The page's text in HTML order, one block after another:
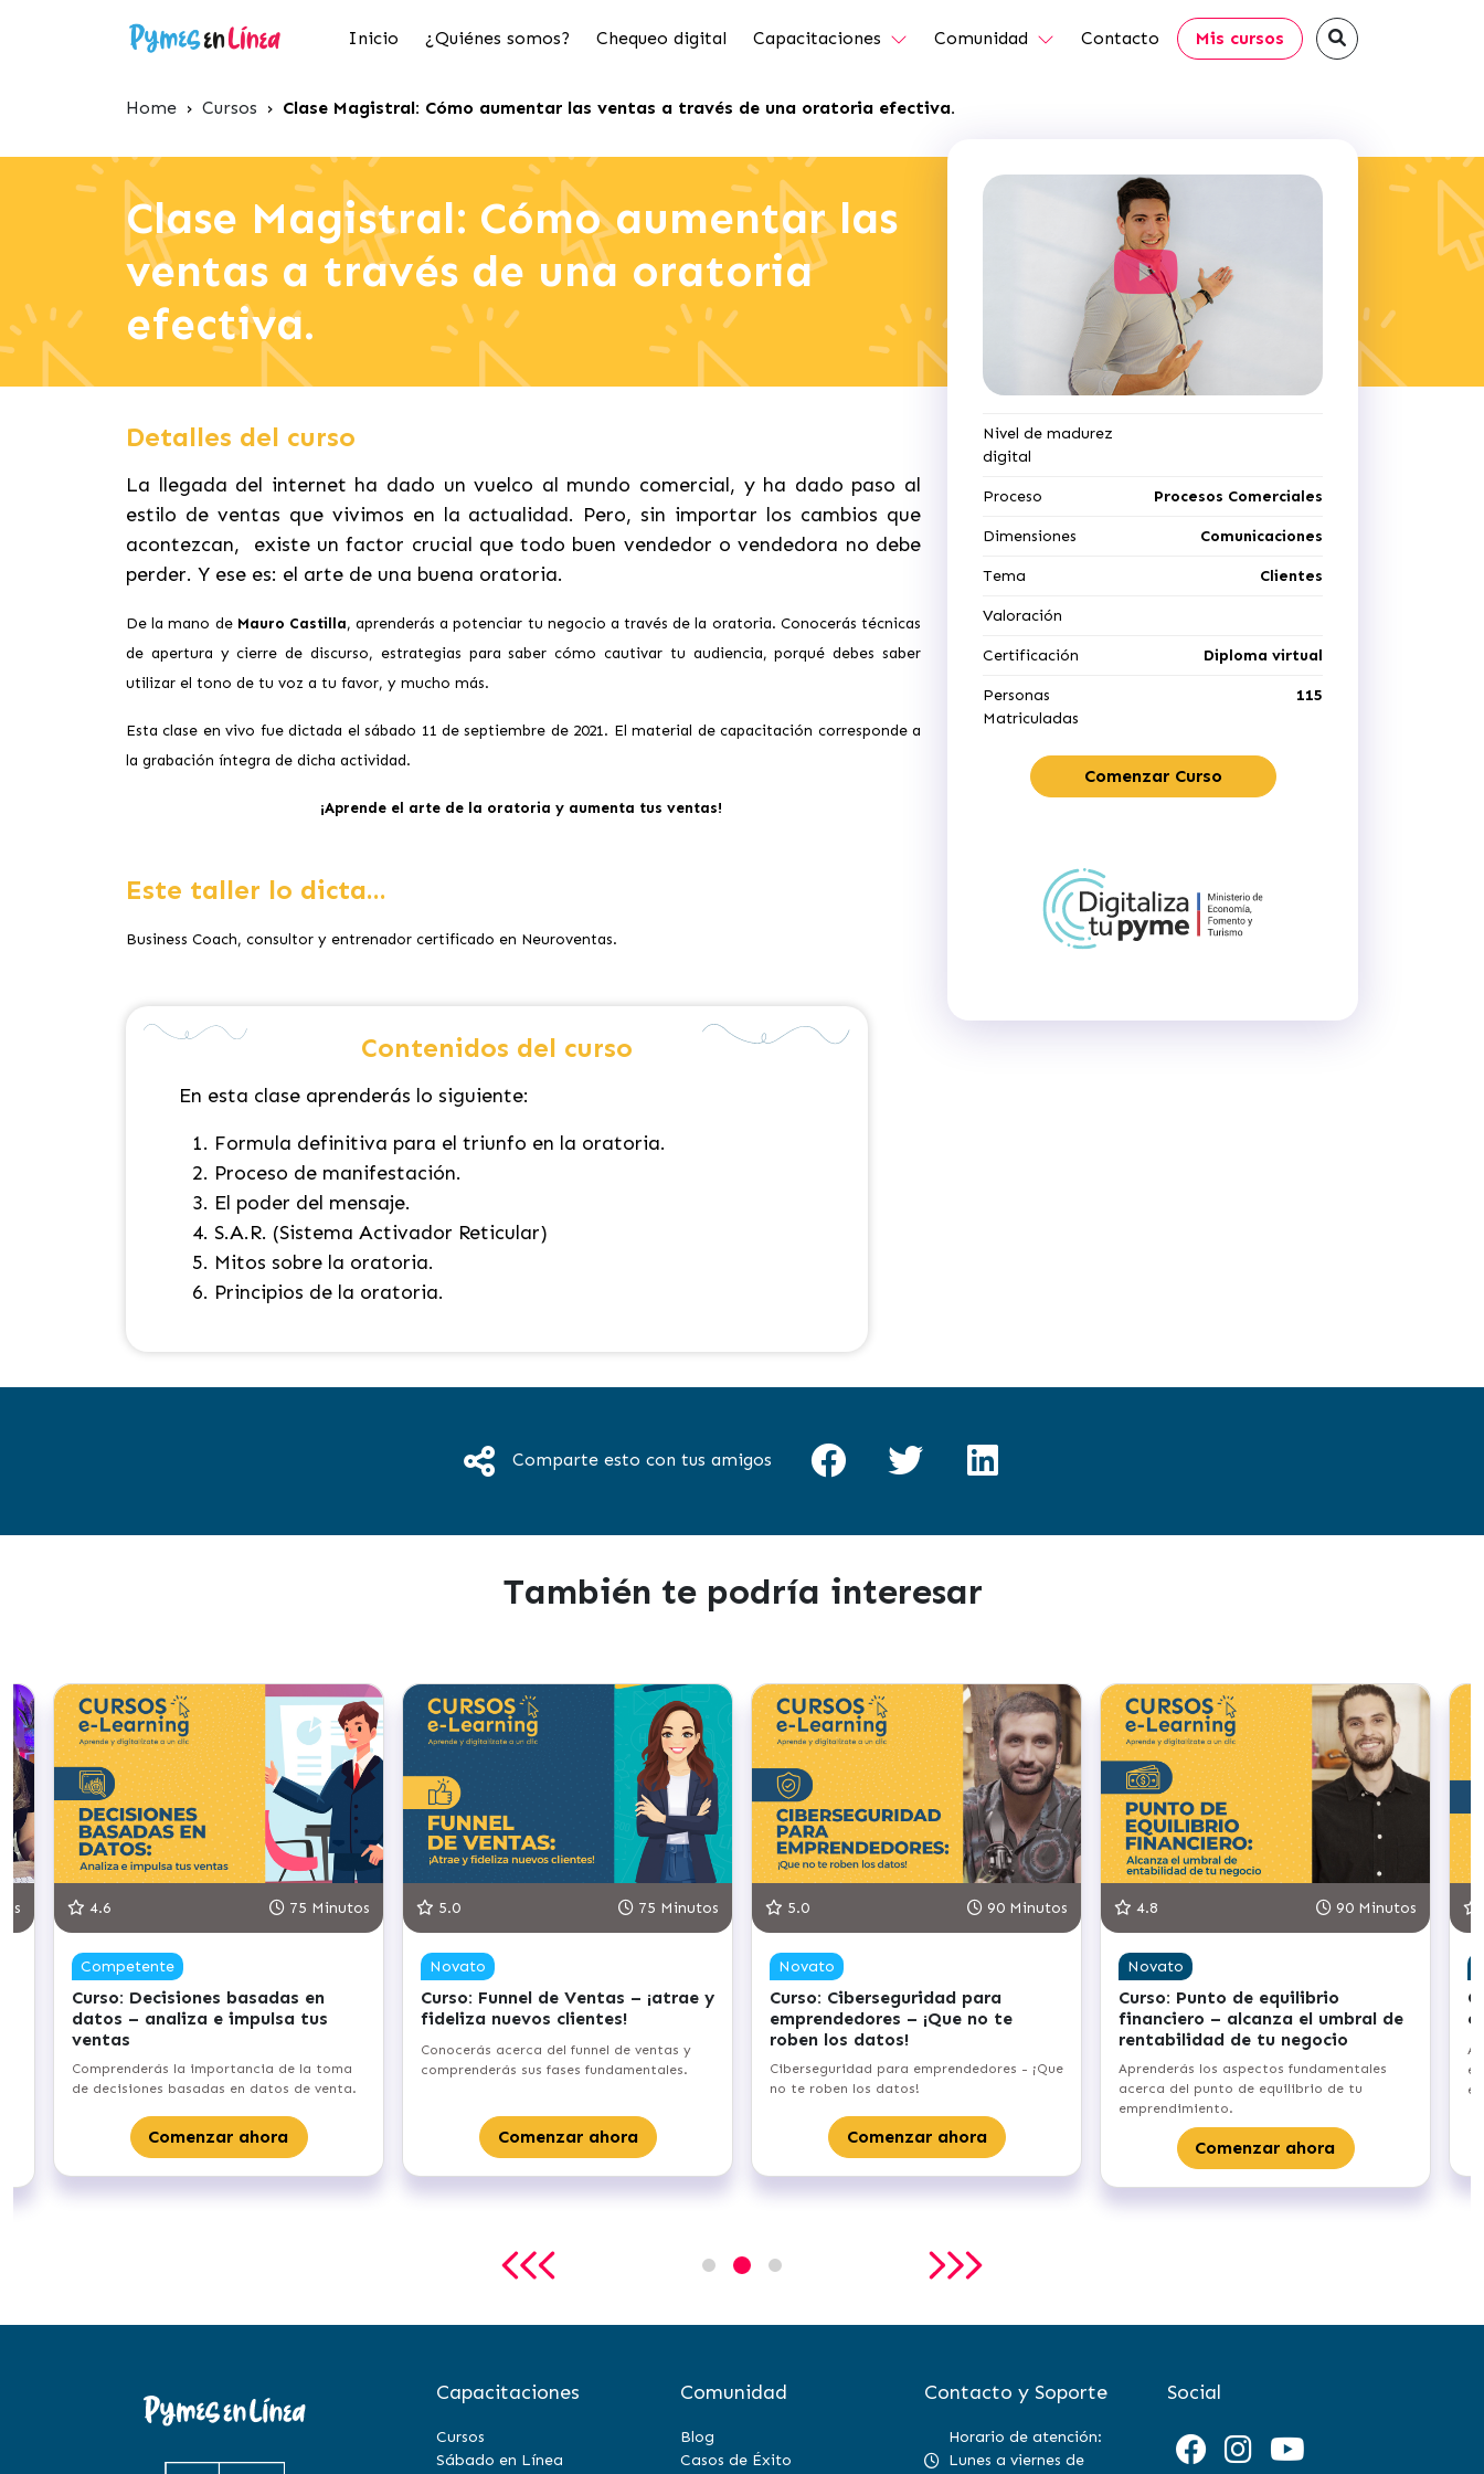
Inicio ¿Quiénes somos? Chequeo digital Capacitaciones Comunidad Contacto Mis cursos
Home › Cursos › Clase Magistral: Cómo aumentar las ventas a través de una oratoria efectiva.
Clase Magistral: Cómo aumentar las
ventas a través de una oratoria
efectiva.
Nivel de madurez
digital
Proceso Procesos Comerciales
Dimensiones Comunicaciones
Tema Clientes
Valoración
Certificación Diploma virtual
Personas
Matriculadas
115
Comenzar Curso
Detalles del curso
La llegada del internet ha dado un vuelco al mundo comercial, y ha dado paso al
estilo de ventas que vivimos en la actualidad. Pero, sin importar los cambios que
acontezcan, existe un factor crucial que todo buen vendedor o vendedora no debe
perder. Y ese es: el arte de una buena oratoria.
De la mano de Mauro Castilla, aprenderás a potenciar tu negocio a través de la oratoria. Conocerás técnicas
de apertura y cierre de discurso, estrategias para saber cómo cautivar tu audiencia, porqué debes saber
utilizar el tono de tu voz a tu favor, y mucho más.
Esta clase en vivo fue dictada el sábado 11 de septiembre de 2021. El material de capacitación corresponde a
la grabación íntegra de dicha actividad.
¡Aprende el arte de la oratoria y aumenta tus ventas!
Este taller lo dicta...
Business Coach, consultor y entrenador certificado en Neuroventas.
Contenidos del curso
En esta clase aprenderás lo siguiente:
Formula definitiva para el triunfo en la oratoria.
Proceso de manifestación.
El poder del mensaje.
S.A.R. (Sistema Activador Reticular)
Mitos sobre la oratoria.
Principios de la oratoria.
Comparte esto con tus amigos
También te podría interesar
75 Minutos
Novato
Curso: Funnel de Ventas – ¡atrae y
fideliza nuevos clientes!
Conocerás acerca del funnel de ventas y
comprenderás sus fases fundamentales.
Comenzar ahora
90 Minutos
Novato
Curso: Ciberseguridad para
emprendedores – ¡Que no te
Ciberseguridad para emprendedores - ¡Que
Comenzar ahora
90 Minutos
Novato
Curso: Punto de equilibrio
financiero – alcanza el umbral de
rentabilidad de tu negocio
Aprenderás los aspectos fundamentales
acerca del punto de equilibrio de tu
Comenzar ahora
90 Minutos
Novato
Curso: Formaliza tu
emprendimiento
Aprenderás a formalizar tu
emprendimiento, desde elegir el tipo de
empresa hasta registrar la marca.
Comenzar ahora
Capacitaciones
Cursos
Sábado en Línea
Comunidad
Blog
Casos de Éxito
Contacto y Soporte
Horario de atención:
Lunes a viernes de
Social